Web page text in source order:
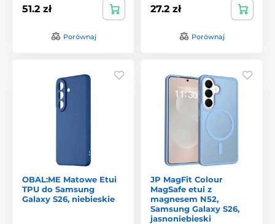
51.2 zł
Porównaj
27.2 zł
Porównaj
OBAL:ME Matowe Etui
TPU do Samsung
Galaxy S26, niebieskie
JP MagFit Colour
MagSafe etui z
magnesem N52,
Samsung Galaxy S26,
jasnoniebieski